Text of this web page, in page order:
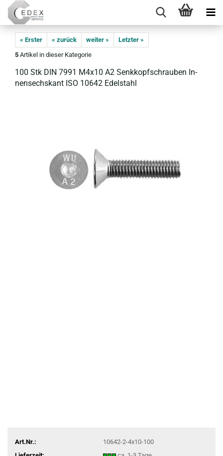
« Erster « zurück weiter »
Letzter »
5 Artikel in dieser Kategorie
100 Stk DIN 7991 M4x10 A2 Senk­kopf­schrau­ben In­
nen­sechs­kant ISO 10642 Edel­stahl
Art.Nr.:
10642-2-4x10-100